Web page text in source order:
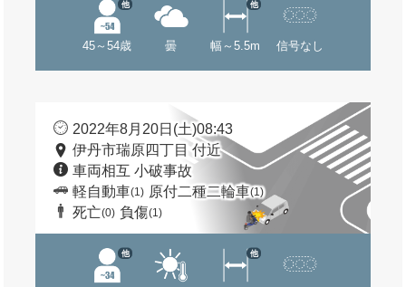
45～54歳
他
曇 幅～5.5m
他
信号なし
2022年8月20日(土)08:43
伊丹市瑞原四丁目 付近
車両相互 小破事故
軽自動車(1) 原付二種二輪車(1)
死亡(0) 負傷(1)
他 他